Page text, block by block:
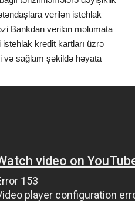
verilən istehlak
Bankdan verilən məlumata
kredit kartları üzrə
və sağlam şəkildə həyata